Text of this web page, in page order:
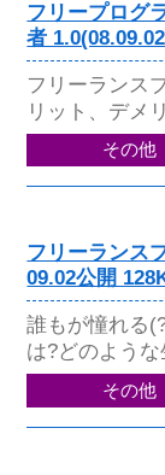
フリープログ
者
フリーランス
リット、デメ
その他
フリーランス
09.02公開
誰もが憧れる
は?どのよう
その他